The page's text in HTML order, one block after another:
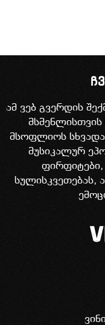
ამ ვებ გვერდის
მსოფლიოს
მუსიკალურ
სულისკვეთებას,